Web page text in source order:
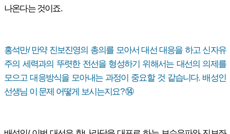
나온다는 것이죠.
홍석만/ 만약 진보진영의 총의를 모아서 대선 대응을 하고 신자유
주의 세력과의 뚜렷한 전선을 형성하기 위해서는 대선의 의제를
모으고 대응방식을 모아내는 과정이 중요할 것 같습니다. 배성인
선생님 이 문제 어떻게 보시는지요? ⑭